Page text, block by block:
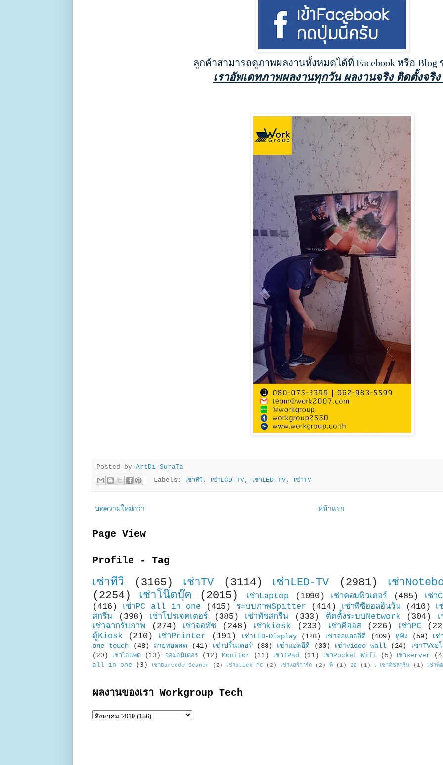
ลูกค้าสามารถดูภาพผลงานทั้งหมดได้ที่ Facebook หรือ Blog
เราอัพเดทภาพผลงานทุกวัน ผลงานจริง ติดตั้งจริ
Posted by ArtDi SuraTa
Labels:
เช่าทีวี, เช่าLCD-TV, เช่าLED-TV, เช่าTV
บทความใหม่กว่า หน้าแรก
Page View
Profile - Tag
เช่าทีวี (3165) เช่าTV (3114) เช่าLED-TV (2981) เช่า
(2254)
เช่าโน๊ตบุ๊ค (2015) เช่าLaptop (1090) เช่าคอมพิวเตอร์ (485) เช่า
(416)
เช่าPC all in one (415) ระบบภาพSpitter (414) เช่าพีซีออลอินวัน (410) เ
สกรีน
(398) เช่าโปรเจคเตอร์ (385) เช่าทัชสกรีน (333) ติดตั้งระบบNetwork (304)
เช่าฉากรับภาพ
(274) เช่าจอทัช (248) เช่าkiosk (233) เช่าคีออส (226) เช่าPC
ตู้Kiosk
(210) เช่าPrinter (191) เช่าLED-Display (128) เช่าจอแอลอีดี (109) หูฟัง (59) เช่
one touch
(48) ถ่ายทอดสด (41) เช่าปริ้นเตอร์ (38) เช่าแอลอีดี (30) เช่าvideo wall (24) เช่าTVจอ
(20)
เช่าไอแพด (13) จอมอนิเตอร (12) Monitor (11) เช่าIPad (11) เช่าPocket Wifi (5) เช่าserver
all in one
(3) เช่าBarcode Scaner (2) เช่าstick PC (2) เช่าแอร์การ์ด (2) พี (1) ออ (1) เ เช่าทัชสกรีน (1) เช่าพ็
ผลงานของเรา Workgroup Tech